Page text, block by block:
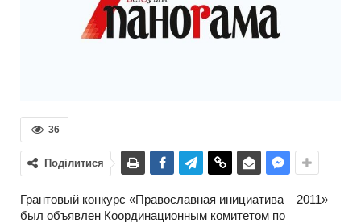
36
Поділитися
Грантовый конкурс «Православная инициатива – 2011»
был объявлен Координационным комитетом по